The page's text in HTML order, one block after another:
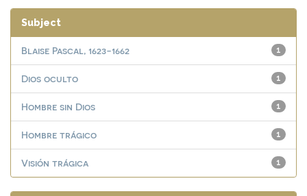
Subject
1
Blaise Pascal, 1623-1662
1
Dios oculto
1
Hombre sin Dios
1
Hombre trágico
1
Visión trágica